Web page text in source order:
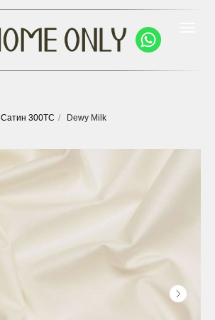
Сатин 300ТС / Dewy Milk